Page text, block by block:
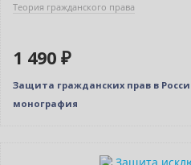
Теория гражданского права
1 490 ₽
Защита гражданских прав в
монография